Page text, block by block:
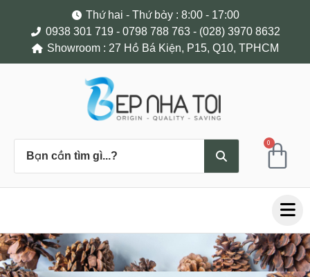
Thứ hai - Thứ bảy : 8:00 - 17:00
0938 301 719 - 0798 788 763 - (028) 3970 8632
Showroom : 27 Hồ Bá Kiện, P15, Q10, TPHCM
0